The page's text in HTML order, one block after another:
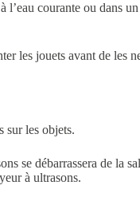
courante ou dans
les jouets avant de
sur les objets.
se débarrassera de la
à ultrasons.